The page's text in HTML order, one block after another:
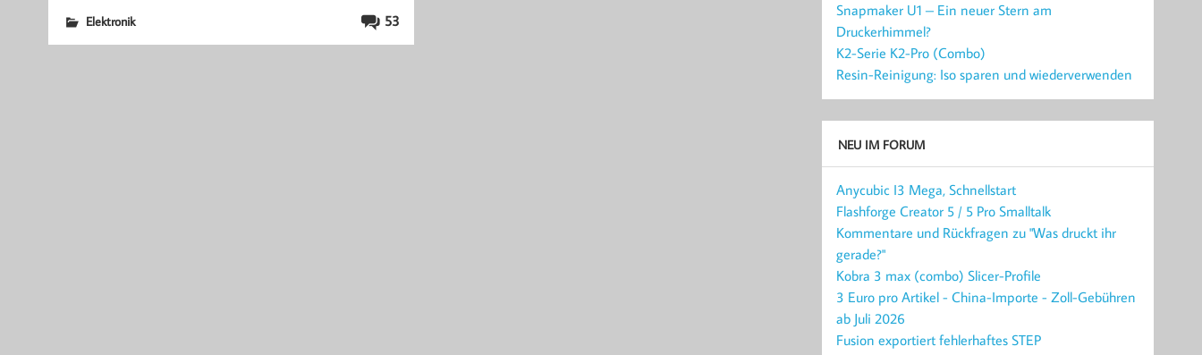
53
Elektronik
Snapmaker U1 – Ein neuer Stern am
Druckerhimmel?
K2-Serie K2-Pro (Combo)
Resin-Reinigung: Iso sparen und wiederverwenden
NEU IM FORUM
Anycubic I3 Mega, Schnellstart
Flashforge Creator 5 / 5 Pro Smalltalk
Kommentare und Rückfragen zu "Was druckt ihr
gerade?"
Kobra 3 max (combo) Slicer-Profile
3 Euro pro Artikel - China-Importe - Zoll-Gebühren
ab Juli 2026
Fusion exportiert fehlerhaftes STEP